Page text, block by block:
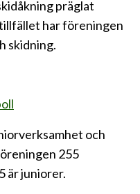
präglat
har föreningen
skidning.
och
255
är juniorer.